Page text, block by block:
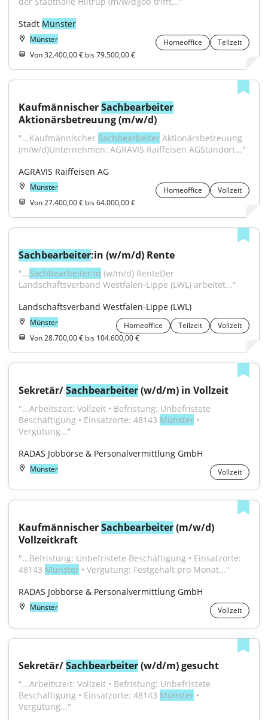
Stadt Münster
Münster Homeoffice
Teilzeit
Von 32.400,00 € bis 79.500,00 €
Kaufmännischer Sachbearbeiter
Aktionärsbetreuung (m/w/d)
"...Kaufmännischer Sachbearbeiter Aktionärsbetreuung
(m/w/d)Unternehmen: AGRAVIS Raiffeisen AGStandort..."
AGRAVIS Raiffeisen AG
Münster Homeoffice
Vollzeit
Von 27.400,00 € bis 64.000,00 €
Sachbearbeiter:in (w/m/d) Rente
"...Sachbearbeiter:in (w/m/d) RenteDer
Landschaftsverband Westfalen-Lippe (LWL) arbeitet..."
Landschaftsverband Westfalen-Lippe (LWL)
Münster Homeoffice Teilzeit
Vollzeit
Von 28.700,00 € bis 104.600,00 €
Sekretär/ Sachbearbeiter (w/d/m) in Vollzeit
"...Arbeitszeit: Vollzeit • Befristung: Unbefristete
Beschäftigung • Einsatzorte: 48143 Münster •
Vergütung..."
RADAS Jobbörse & Personalvermittlung GmbH
Münster Vollzeit
Kaufmännischer Sachbearbeiter (m/w/d)
Vollzeitkraft
"...Befristung: Unbefristete Beschäftigung • Einsatzorte:
48143 Münster • Vergütung: Festgehalt pro Monat..."
RADAS Jobbörse & Personalvermittlung GmbH
Münster Vollzeit
Sekretär/ Sachbearbeiter (w/d/m) gesucht
"...Arbeitszeit: Vollzeit • Befristung: Unbefristete
Beschäftigung • Einsatzorte: 48143 Münster •
Vergütung..."